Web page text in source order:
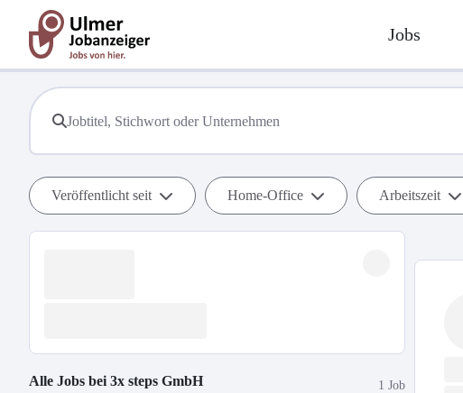
Jobs
Veröffentlicht seit Home-Office Arbeitszeit
Alle Jobs bei 3x steps GmbH 1 Job